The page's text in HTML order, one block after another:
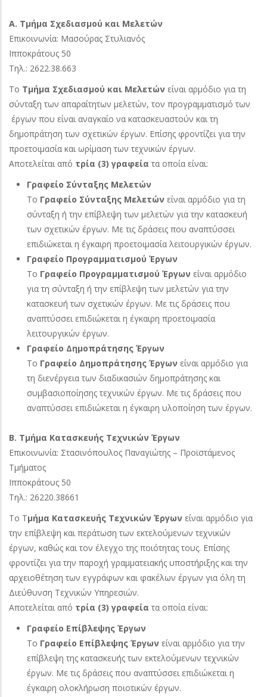
Α. Τμήμα Σχεδιασμού και Μελετών
Επικοινωνία: Μασούρας Στυλιανός
Ιπποκράτους 50
Τηλ.: 2622.38.663
Το Τμήμα Σχεδιασμού και Μελετών είναι αρμόδιο για τη
σύνταξη των απαραίτητων μελετών, τον προγραμματισμό των
έργων που είναι αναγκαίο να κατασκευαστούν και τη
δημοπράτηση των σχετικών έργων. Επίσης φροντίζει για την
προετοιμασία και ωρίμαση των τεχνικών έργων.
Αποτελείται από τρία (3) γραφεία τα οποία είναι:
Γραφείο Σύνταξης Μελετών
Το Γραφείο Σύνταξης Μελετών είναι αρμόδιο για τη
σύνταξη ή την επίβλεψη των μελετών για την κατασκευή
των σχετικών έργων. Με τις δράσεις που αναπτύσσει
επιδιώκεται η έγκαιρη προετοιμασία λειτουργικών έργων.
Γραφείο Προγραμματισμού Έργων
Το Γραφείο Προγραμματισμού Έργων είναι αρμόδιο
για τη σύνταξη ή την επίβλεψη των μελετών για την
κατασκευή των σχετικών έργων. Με τις δράσεις που
αναπτύσσει επιδιώκεται η έγκαιρη προετοιμασία
λειτουργικών έργων.
Γραφείο Δημοπράτησης Έργων
Το Γραφείο Δημοπράτησης Έργων είναι αρμόδιο για
τη διενέργεια των διαδικασιών δημοπράτησης και
συμβασιοποίησης τεχνικών έργων. Με τις δράσεις που
αναπτύσσει επιδιώκεται η έγκαιρη υλοποίηση των έργων.
Β. Τμήμα Κατασκευής Τεχνικών Έργων
Επικοινωνία: Στασινόπουλος Παναγιώτης – Προϊστάμενος
Τμήματος
Ιπποκράτους 50
Τηλ.: 26220.38661
Το Τμήμα Κατασκευής Τεχνικών Έργων είναι αρμόδιο για
την επίβλεψη και περάτωση των εκτελούμενων τεχνικών
έργων, καθώς και τον έλεγχο της ποιότητας τους. Επίσης
φροντίζει για την παροχή γραμματειακής υποστήριξης και την
αρχειοθέτηση των εγγράφων και φακέλων έργων για όλη τη
Διεύθυνση Τεχνικών Υπηρεσιών.
Αποτελείται από τρία (3) γραφεία τα οποία είναι:
Γραφείο Επίβλεψης Έργων
Το Γραφείο Επίβλεψης Έργων είναι αρμόδιο για την
επίβλεψη της κατασκευής των εκτελούμενων τεχνικών
έργων. Με τις δράσεις που αναπτύσσει επιδιώκεται η
έγκαιρη ολοκλήρωση ποιοτικών έργων.